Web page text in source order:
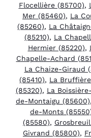
Flocellière (85700),
Mer (85460), La
(85260), La
(85210), La
Hermier (85220),
Chapelle-Achard
La Chaize-Giraud
(85410), La
(85320), La
de-Montaigu (85600),
de-Monts
(85580),
Givrand (85800),